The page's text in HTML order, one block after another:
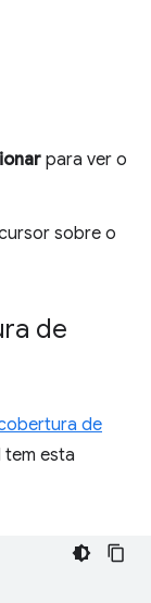
para ver o
sobre o
de
de
tem esta